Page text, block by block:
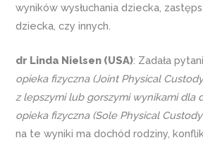
wyników wysłuchania dziecka,
dziecka, czy innych.
dr Linda Nielsen (USA): Zadała
opieka fizyczna (Joint Physical
z lepszymi lub gorszymi wynikami dla
opieka fizyczna (Sole Physical
na te wyniki ma dochód rodziny,